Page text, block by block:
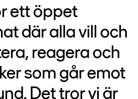
ett öppet
där alla vill och
reagera och
som går emot
Det tror vi är